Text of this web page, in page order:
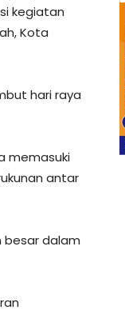
kegiatan
Kota
hari raya
memasuki
antar
besar dalam